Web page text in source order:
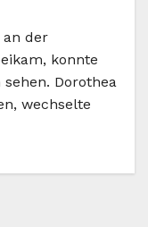
an der
konnte
Dorothea
wechselte